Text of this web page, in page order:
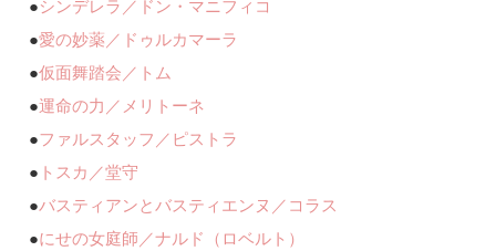
●シンデレラ／ドン・マニフィコ
●愛の妙薬／ドゥルカマーラ
●仮面舞踏会／トム
●運命の力／メリトーネ
●ファルスタッフ／ピストラ
● トスカ／堂守
●バスティアンとバスティエンヌ／コラス
●にせの女庭師／ナルド（ロベルト）